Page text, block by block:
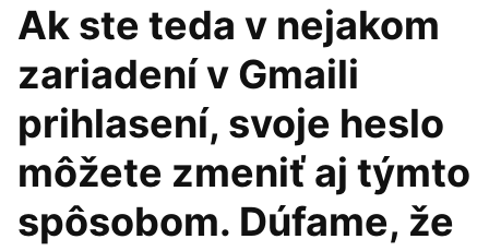
Ak ste teda v nejakom
zariadení v Gmaili
prihlasení, svoje heslo
môžete zmeniť aj týmto
spôsobom. Dúfame, že